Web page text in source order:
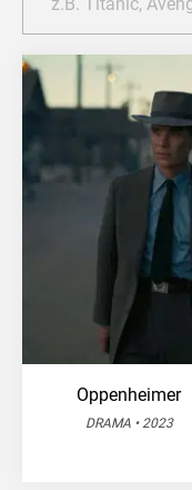
Oppenheimer
DRAMA • 2023